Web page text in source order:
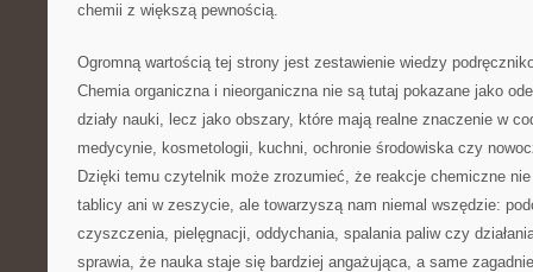
chemii z większą pewnością.
Ogromną wartością tej strony jest zestawienie wiedzy
Chemia organiczna i nieorganiczna nie są tutaj pokazane jako
działy nauki, lecz jako obszary, które mają realne znaczenie w
medycynie, kosmetologii, kuchni, ochronie środowiska czy
Dzięki temu czytelnik może zrozumieć, że reakcje chemiczne
tablicy ani w zeszycie, ale towarzyszą nam niemal wszędzie:
czyszczenia, pielęgnacji, oddychania, spalania paliw czy
sprawia, że nauka staje się bardziej angażująca, a same